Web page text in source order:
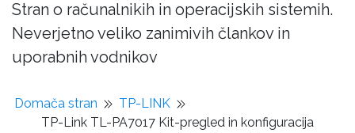
Stran o računalnikih in operacijskih sistemih.
Neverjetno veliko zanimivih člankov in
uporabnih vodnikov
Domača stran
TP-LINK
TP-Link TL-PA7017 Kit-pregled in konfiguracija